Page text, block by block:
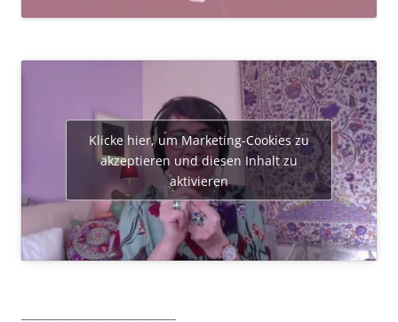
Klicke hier, um Marketing-Cookies zu
akzeptieren und diesen Inhalt zu
aktivieren